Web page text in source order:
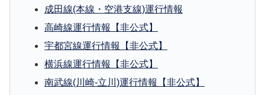
成田線(本線・空港支線)運行情報
高崎線運行情報【非公式】
宇都宮線運行情報【非公式】
横浜線運行情報【非公式】
南武線(川崎-立川)運行情報【非公式】